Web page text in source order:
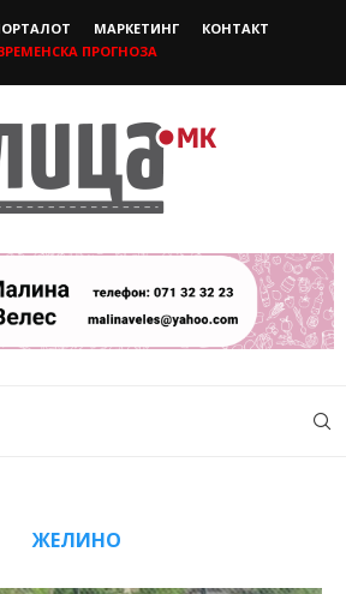
МАРКЕТИНГ
КОНТАКТ
ПРОГНОЗА
ЖЕЛИНО